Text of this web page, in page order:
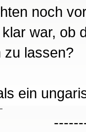
noch
war, ob
zu lassen?
ein